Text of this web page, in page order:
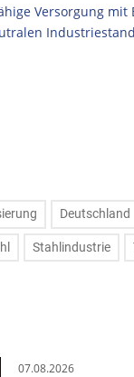
Versorgung
Deutschland
Stahlindustrie
07.08.2026